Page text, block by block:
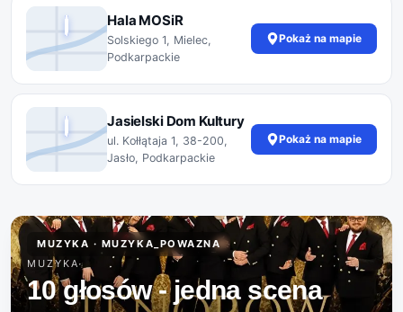
MUZYKA · MUZYKA_POWAZNA
MUZYKA
10 głosów - jedna scena
Hala MOSiR
Solskiego 1, Mielec,
Podkarpackie
Pokaż na mapie
Jasielski Dom Kultury
ul. Kołłątaja 1, 38-200,
Jasło, Podkarpackie
Pokaż na mapie